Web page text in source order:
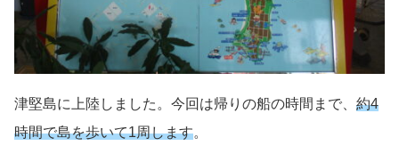
津堅島に上陸しました。今回は帰りの船の時間まで、 約4
時間で島を歩いて1周します。